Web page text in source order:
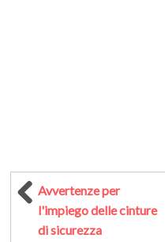
Avvertenze per
l'impiego delle cinture
di sicurezza